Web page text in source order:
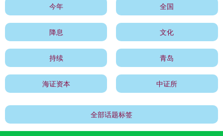
今年 全国
降息 文化
持续 青岛
海证资本 中证所
全部话题标签